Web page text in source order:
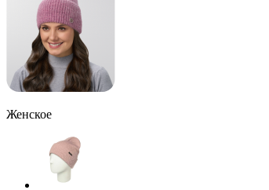
Женское